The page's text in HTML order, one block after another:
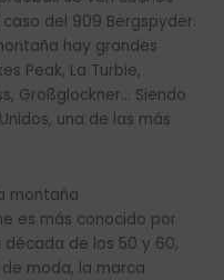
del 909 Bergspyder.
hay grandes
Peak, La Turbie,
Großglockner… Siendo
una de las más
montaña
es más conocido por
década de los 50 y 60,
moda, la marca